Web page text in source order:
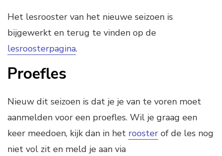
Het lesrooster van het nieuwe seizoen is
bijgewerkt en terug te vinden op de
lesroosterpagina.
Proefles
Nieuw dit seizoen is dat je je van te voren moet
aanmelden voor een proefles. Wil je graag een
keer meedoen, kijk dan in het rooster of de les nog
niet vol zit en meld je aan via